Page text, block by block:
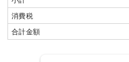
ブロック塀撤去
消費税
合計金額
消費税
合計金額